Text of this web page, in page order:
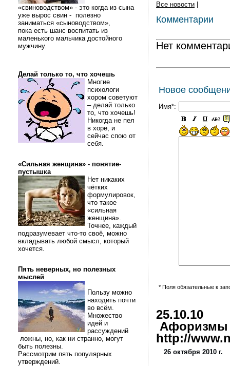
«свиноводством» - это когда из сына
уже вырос свин - полезно
заниматься «сыноводством»,
пока есть шанс воспитать из
маленького мальчика достойного
мужчину.
Делай только то, что хочешь
Многие
психологи
хором советуют
– делай только
то, что хочешь!
Никогда не пел
в хоре, и
сейчас спою от
себя.
«Сильная женщина» - понятие-
пустышка
Нет никаких
чётких
формулировок,
что такое
«сильная
женщина».
Точнее, каждый
подразумевает что-то своё, можно
вкладывать любой смысл, который
хочется.
Пять неверных, но полезных
мыслей
Пользу можно
находить почти
во всём.
Множество
идей и
рассуждений
ложны, но, как ни странно, могут
быть полезны.
Рассмотрим пять популярных
утверждений.
Все новости
Комментарии
Нет
Новое
Имя*:
* Поля обязательные к
25.10.10
Афоризмы
http://
26 октября 2010 г.